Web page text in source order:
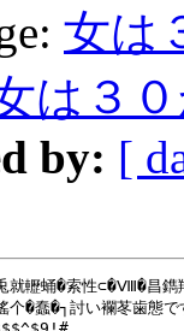
女は
は３
by: [
就轣蛹�索性⊂�Ⅷ�昌鐫
�蠢�┐討い襴苳歯態で